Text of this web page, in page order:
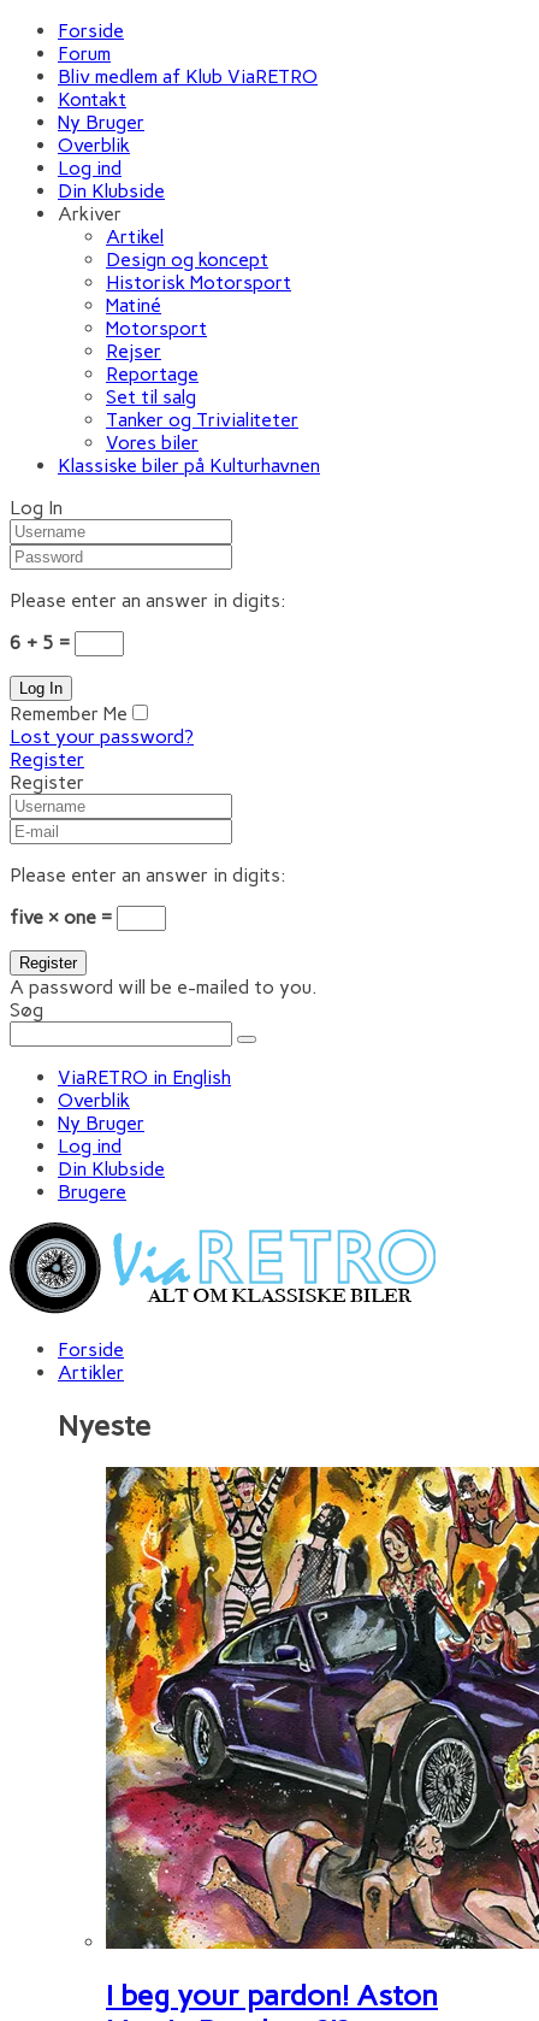
Forside
Forum
Bliv medlem af Klub ViaRETRO
Kontakt
Ny Bruger
Overblik
Log ind
Din Klubside
Arkiver
Artikel
Design og koncept
Historisk Motorsport
Matiné
Motorsport
Rejser
Reportage
Set til salg
Tanker og Trivialiteter
Vores biler
Klassiske biler på Kulturhavnen
Log In
Please enter an answer in digits:
6 + 5 =
Remember Me
Lost your password?
Register
Register
Please enter an answer in digits:
five × one =
A password will be e-mailed to you.
Søg
ViaRETRO in English
Overblik
Ny Bruger
Log ind
Din Klubside
Brugere
Forside
Artikler
Nyeste
I beg your pardon! Aston